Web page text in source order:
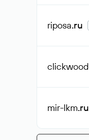
riposa.ru
clickwood
mir-lkm.ru